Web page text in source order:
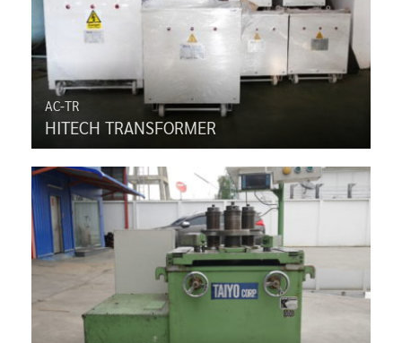
AC-TR
HITECH TRANSFORMER